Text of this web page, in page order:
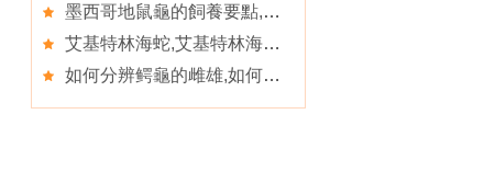
墨西哥地鼠龜的飼養要點,墨西哥地鼠龜的品種簡介
艾基特林海蛇,艾基特林海蛇的品種簡介
如何分辨鳄龜的雌雄,如何接觸大鳄龜